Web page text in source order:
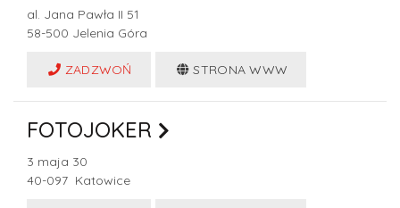
al. Jana Pawła II 51
58-500 Jelenia Góra
ZADZWOŃ STRONA WWW
FOTOJOKER
3 maja 30
40-097 Katowice